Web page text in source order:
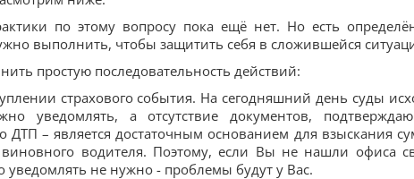
по этому вопросу пока ещё нет. Но есть
выполнить, чтобы защитить себя в сложившейся
простую последовательность действий:
страхового события. На сегодняшний день суды
уведомлять, а отсутствие документов,
ДТП – является достаточным основанием для взыскания
водителя. Поэтому, если Вы не нашли офиса
не нужно - проблемы будут у Вас.